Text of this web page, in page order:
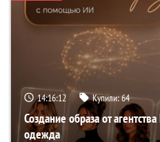
14:16:11 Купили:64
Создание образа от
одежда